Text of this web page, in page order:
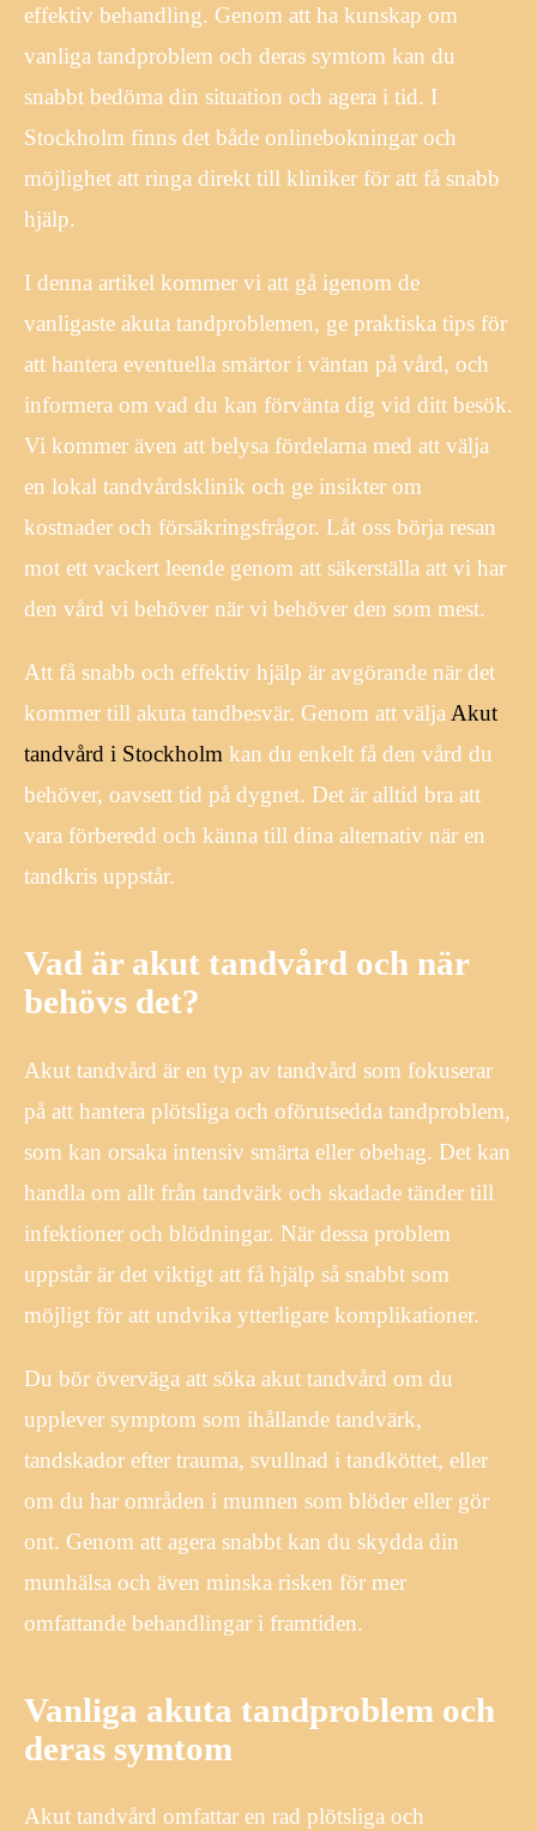
effektiv behandling. Genom att ha kunskap om
vanliga tandproblem och deras symtom kan du
snabbt bedöma din situation och agera i tid. I
Stockholm finns det både onlinebokningar och
möjlighet att ringa direkt till kliniker för att få snabb
hjälp.
I denna artikel kommer vi att gå igenom de
vanligaste akuta tandproblemen, ge praktiska tips för
att hantera eventuella smärtor i väntan på vård, och
informera om vad du kan förvänta dig vid ditt besök.
Vi kommer även att belysa fördelarna med att välja
en lokal tandvårdsklinik och ge insikter om
kostnader och försäkringsfrågor. Låt oss börja resan
mot ett vackert leende genom att säkerställa att vi har
den vård vi behöver när vi behöver den som mest.
Att få snabb och effektiv hjälp är avgörande när det
kommer till akuta tandbesvär. Genom att välja Akut
tandvård i Stockholm kan du enkelt få den vård du
behöver, oavsett tid på dygnet. Det är alltid bra att
vara förberedd och känna till dina alternativ när en
tandkris uppstår.
Vad är akut tandvård och när
behövs det?
Akut tandvård är en typ av tandvård som fokuserar
på att hantera plötsliga och oförutsedda tandproblem,
som kan orsaka intensiv smärta eller obehag. Det kan
handla om allt från tandvärk och skadade tänder till
infektioner och blödningar. När dessa problem
uppstår är det viktigt att få hjälp så snabbt som
möjligt för att undvika ytterligare komplikationer.
Du bör överväga att söka akut tandvård om du
upplever symptom som ihållande tandvärk,
tandskador efter trauma, svullnad i tandköttet, eller
om du har områden i munnen som blöder eller gör
ont. Genom att agera snabbt kan du skydda din
munhälsa och även minska risken för mer
omfattande behandlingar i framtiden.
Vanliga akuta tandproblem och
deras symtom
Akut tandvård omfattar en rad plötsliga och